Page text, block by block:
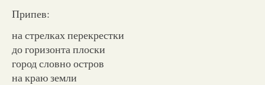
Припев:
на стрелках перекрестки
до горизонта плоски
город словно остров
на краю земли